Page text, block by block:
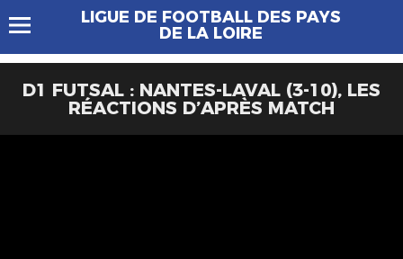
LIGUE DE FOOTBALL DES PAYS
DE LA LOIRE
D1 FUTSAL : NANTES-LAVAL (3-10), LES
RÉACTIONS D’APRÈS MATCH